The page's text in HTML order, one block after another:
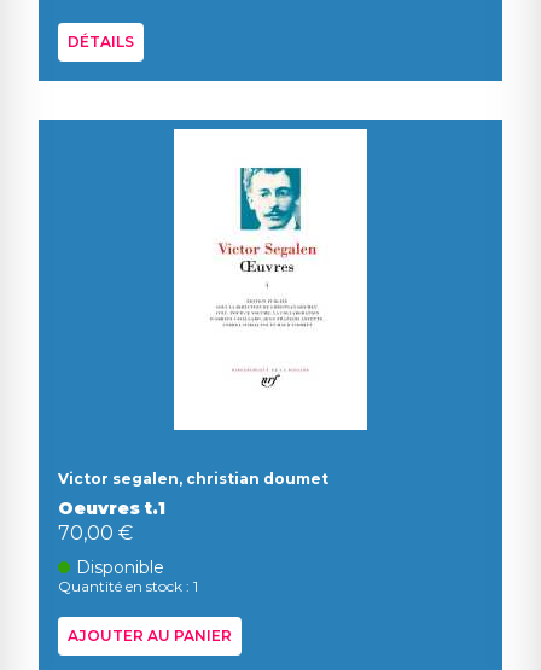
DÉTAILS
Victor segalen, christian doumet
Oeuvres t.1
70,00 €
Disponible
Quantité en stock : 1
AJOUTER AU PANIER